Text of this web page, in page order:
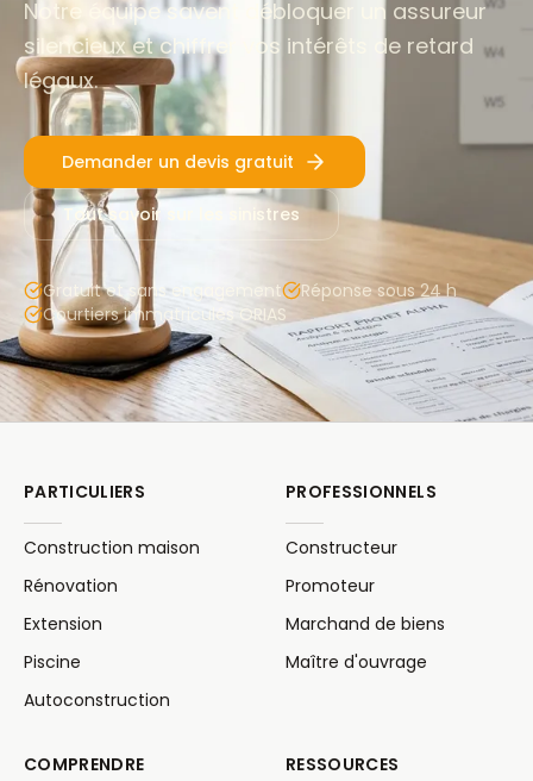
Notre équipe savent débloquer un assureur
silencieux et chiffrer vos intérêts de retard
légaux.
Demander un devis gratuit
Tout savoir sur les sinistres
Gratuit et sans engagement
Réponse sous 24 h
Courtiers immatriculés ORIAS
PARTICULIERS
Construction maison
Rénovation
Extension
Piscine
Autoconstruction
PROFESSIONNELS
Constructeur
Promoteur
Marchand de biens
Maître d'ouvrage
COMPRENDRE RESSOURCES